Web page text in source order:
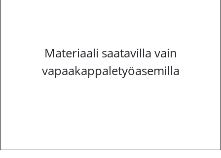
Materiaali saatavilla vain
vapaakappaletyöasemilla